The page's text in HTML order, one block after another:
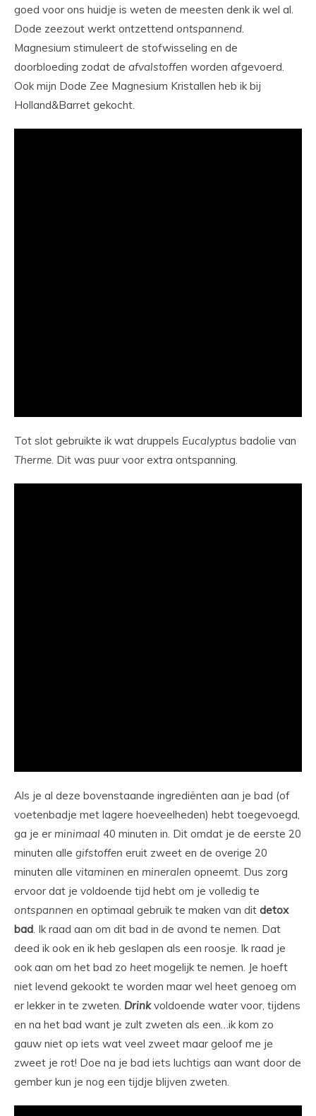
goed voor ons huidje is weten de meesten denk ik wel al.
Dode zeezout werkt ontzettend ontspannend
Magnesium stimuleert de stofwisseling en de
doorbloeding zodat de afvalstoffen worden afgevoerd.
Ook mijn Dode Zee Magnesium Kristallen heb ik bij
Holland&Barret gekocht.
Tot slot gebruikte ik wat druppels Eucalyptus badolie van
Therme . Dit was puur voor extra ontspanning.
Als je al deze bovenstaande ingrediënten aan je bad (of
voetenbadje met lagere hoeveelheden) hebt toegevoegd,
ga je er minimaal 40 minuten in. Dit omdat je de eerste 20
minuten alle gifstoffen eruit zweet en de overige 20
minuten alle vitaminen en mineralen opneemt. Dus zorg
ervoor dat je voldoende tijd hebt om je volledig te
ontspannen en optimaal gebruik te maken van dit detox
bad . Ik raad aan om dit bad in de avond te nemen. Dat
deed ik ook en ik heb geslapen als een roosje. Ik raad je
ook aan om het bad zo heetmogelijk te nemen. Je hoeft
niet levend gekookt te worden maar wel heet genoeg om
er lekker in te zweten. Drinkvoldoende water voor, tijdens
en na het bad want je zult zweten als een…ik kom zo
gauw niet op iets wat veel zweet maar geloof me je
zweet je rot! Doe na je bad iets luchtigs aan want door de
gember kun je nog een tijdje blijven zweten.